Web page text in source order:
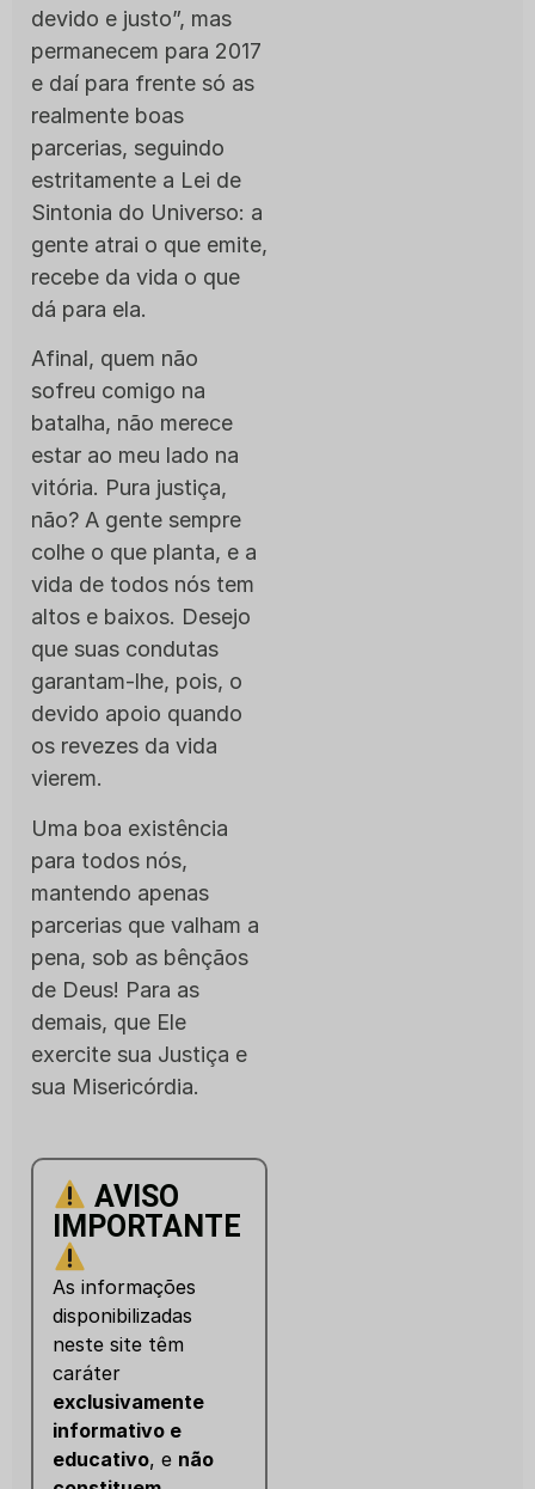
devido e justo”, mas
permanecem para 2017
e daí para frente só as
realmente boas
parcerias, seguindo
estritamente a Lei de
Sintonia do Universo: a
gente atrai o que emite,
recebe da vida o que
dá para ela.
Afinal, quem não
sofreu comigo na
batalha, não merece
estar ao meu lado na
vitória. Pura justiça,
não? A gente sempre
colhe o que planta, e a
vida de todos nós tem
altos e baixos. Desejo
que suas condutas
garantam-lhe, pois, o
devido apoio quando
os revezes da vida
vierem.
Uma boa existência
para todos nós,
mantendo apenas
parcerias que valham a
pena, sob as bênçãos
de Deus! Para as
demais, que Ele
exercite sua Justiça e
sua Misericórdia.
AVISO
IMPORTANTE
As informações
disponibilizadas
neste site têm
caráter
exclusivamente
informativo e
educativo, e não